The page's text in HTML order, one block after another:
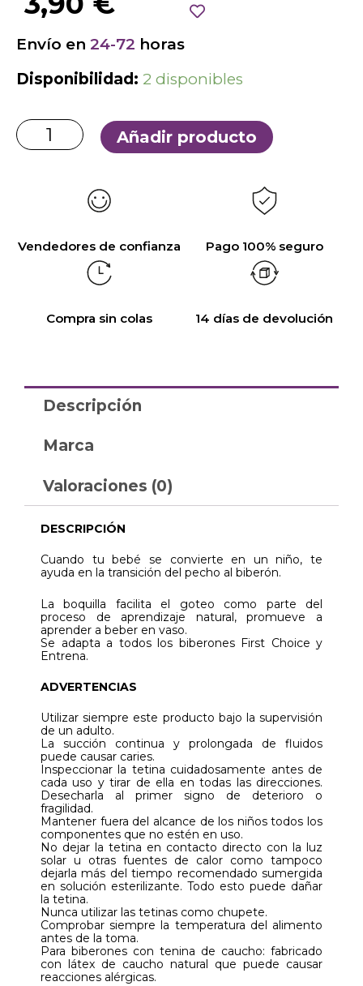
Envío en 24-72 horas
Disponibilidad: 2 disponibles
Añadir producto
Vendedores de confianza Pago 100% seguro
Compra sin colas 14 días de devolución
Descripción
Marca
Valoraciones (0)
DESCRIPCIÓN
Cuando tu bebé se convierte en un niño, te
ayuda en la transición del pecho al biberón.
La boquilla facilita el goteo como parte del
proceso de aprendizaje natural, promueve a
aprender a beber en vaso.
Se adapta a todos los biberones First Choice y
Entrena.
ADVERTENCIAS
Utilizar siempre este producto bajo la supervisión
de un adulto.
La succión continua y prolongada de fluidos
puede causar caries.
Inspeccionar la tetina cuidadosamente antes de
cada uso y tirar de ella en todas las direcciones.
Desecharla al primer signo de deterioro o
fragilidad.
Mantener fuera del alcance de los niños todos los
componentes que no estén en uso.
No dejar la tetina en contacto directo con la luz
solar u otras fuentes de calor como tampoco
dejarla más del tiempo recomendado sumergida
en solución esterilizante. Todo esto puede dañar
la tetina.
Nunca utilizar las tetinas como chupete.
Comprobar siempre la temperatura del alimento
antes de la toma.
Para biberones con tenina de caucho: fabricado
con látex de caucho natural que puede causar
reacciones alérgicas.